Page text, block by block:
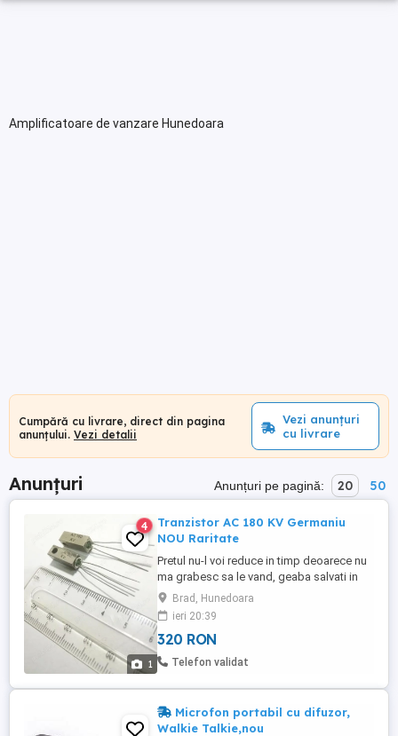
Amplificatoare de vanzare Hunedoara
Cumpără cu livrare, direct din pagina
anunțului. Vezi detalii
Vezi anunțuri
cu livrare
Anunțuri Anunțuri pe pagină: 20 50
1
4
Tranzistor AC 180 KV Germaniu
NOU Raritate
Pretul nu-l voi reduce in timp deoarece nu
ma grabesc sa le vand, geaba salvati in
favorite crezand ca-l scad, normal il cresc
constant Doar 320 lei negociabil ambele
la pachet oricum valoreaza mai mult de
atat NU le dau separat ca sunt extrem de
rare si NU SE MAI FABRICA asa ceva NU le
Brad, Hunedoara
ieri 20:39
320 RON
Telefon validat
Microfon portabil cu difuzor,
Walkie Talkie,nou